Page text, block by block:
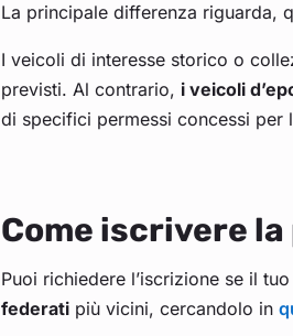
La principale differenza riguarda,
I veicoli di interesse storico o
previsti. Al contrario, i veicoli
di specifici permessi concessi per
Come iscrivere la
Puoi richiedere l’iscrizione se il
federatipiù vicini, cercandolo in